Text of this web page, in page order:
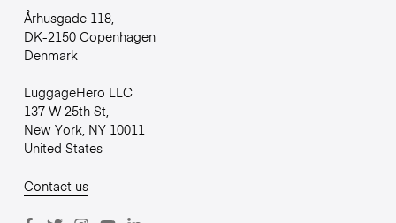
Århusgade 118,
DK-2150 Copenhagen
Denmark
LuggageHero LLC
137 W 25th St,
New York, NY 10011
United States
Contact us